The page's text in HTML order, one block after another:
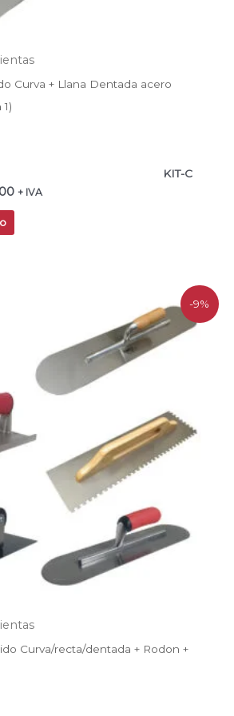
Curva + Llana Dentada acero
KIT-C
+ IVA
-9%
Curva/recta/dentada + Rodon +
$129.990.